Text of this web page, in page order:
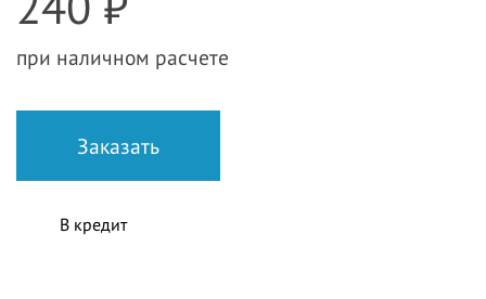
при наличном расчете
В кредит